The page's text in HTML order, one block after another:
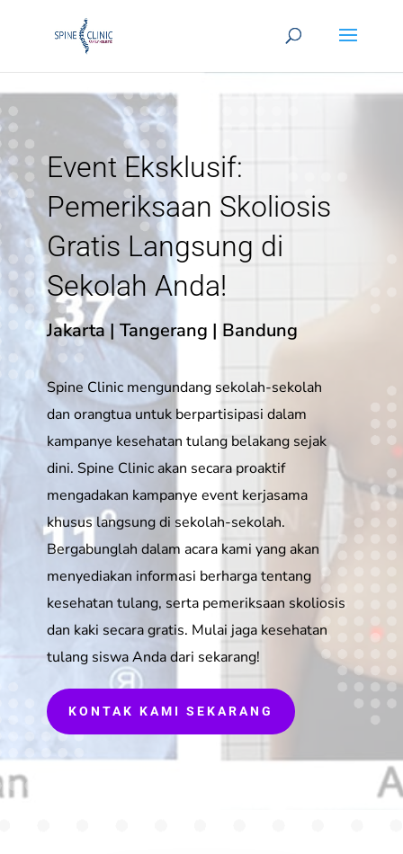
Event Eksklusif:
Pemeriksaan Skoliosis
Gratis Langsung di
Sekolah Anda!
Jakarta | Tangerang | Bandung
Spine Clinic mengundang sekolah-sekolah
dan orangtua untuk berpartisipasi dalam
kampanye kesehatan tulang belakang sejak
dini. Spine Clinic akan secara proaktif
mengadakan kampanye event kerjasama
khusus langsung di sekolah-sekolah.
Bergabunglah dalam acara kami yang akan
menyediakan informasi berharga tentang
kesehatan tulang, serta pemeriksaan skoliosis
dan kaki secara gratis. Mulai jaga kesehatan
tulang siswa Anda dari sekarang!
KONTAK KAMI SEKARANG